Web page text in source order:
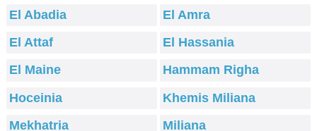
El Abadia
El Amra
El Attaf
El Hassania
El Maine
Hammam Righa
Hoceinia
Khemis Miliana
Mekhatria
Miliana